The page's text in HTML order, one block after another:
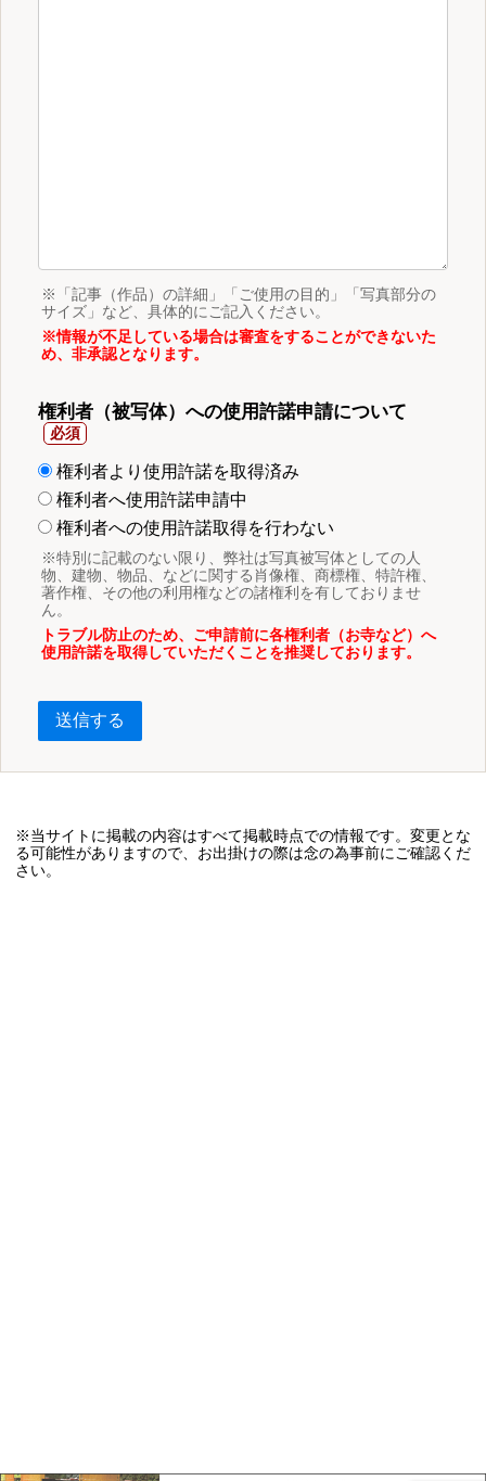
※「記事（作品）の詳細」「ご使用の目的」「写真部分の
サイズ」など、具体的にご記入ください。
※情報が不足している場合は審査をすることができないた
め、非承認となります。
権利者（被写体）への使用許諾申請について
権利者より使用許諾を取得済み
権利者へ使用許諾申請中
権利者への使用許諾取得を行わない
※特別に記載のない限り、弊社は写真被写体としての人
物、建物、物品、などに関する肖像権、商標権、特許権、
著作権、その他の利用権などの諸権利を有しておりませ
ん。
トラブル防止のため、ご申請前に各権利者（お寺など）へ
使用許諾を取得していただくことを推奨しております。
送信する
※当サイトに掲載の内容はすべて掲載時点での情報です。変更とな
る可能性がありますので、お出掛けの際は念の為事前にご確認くだ
さい。